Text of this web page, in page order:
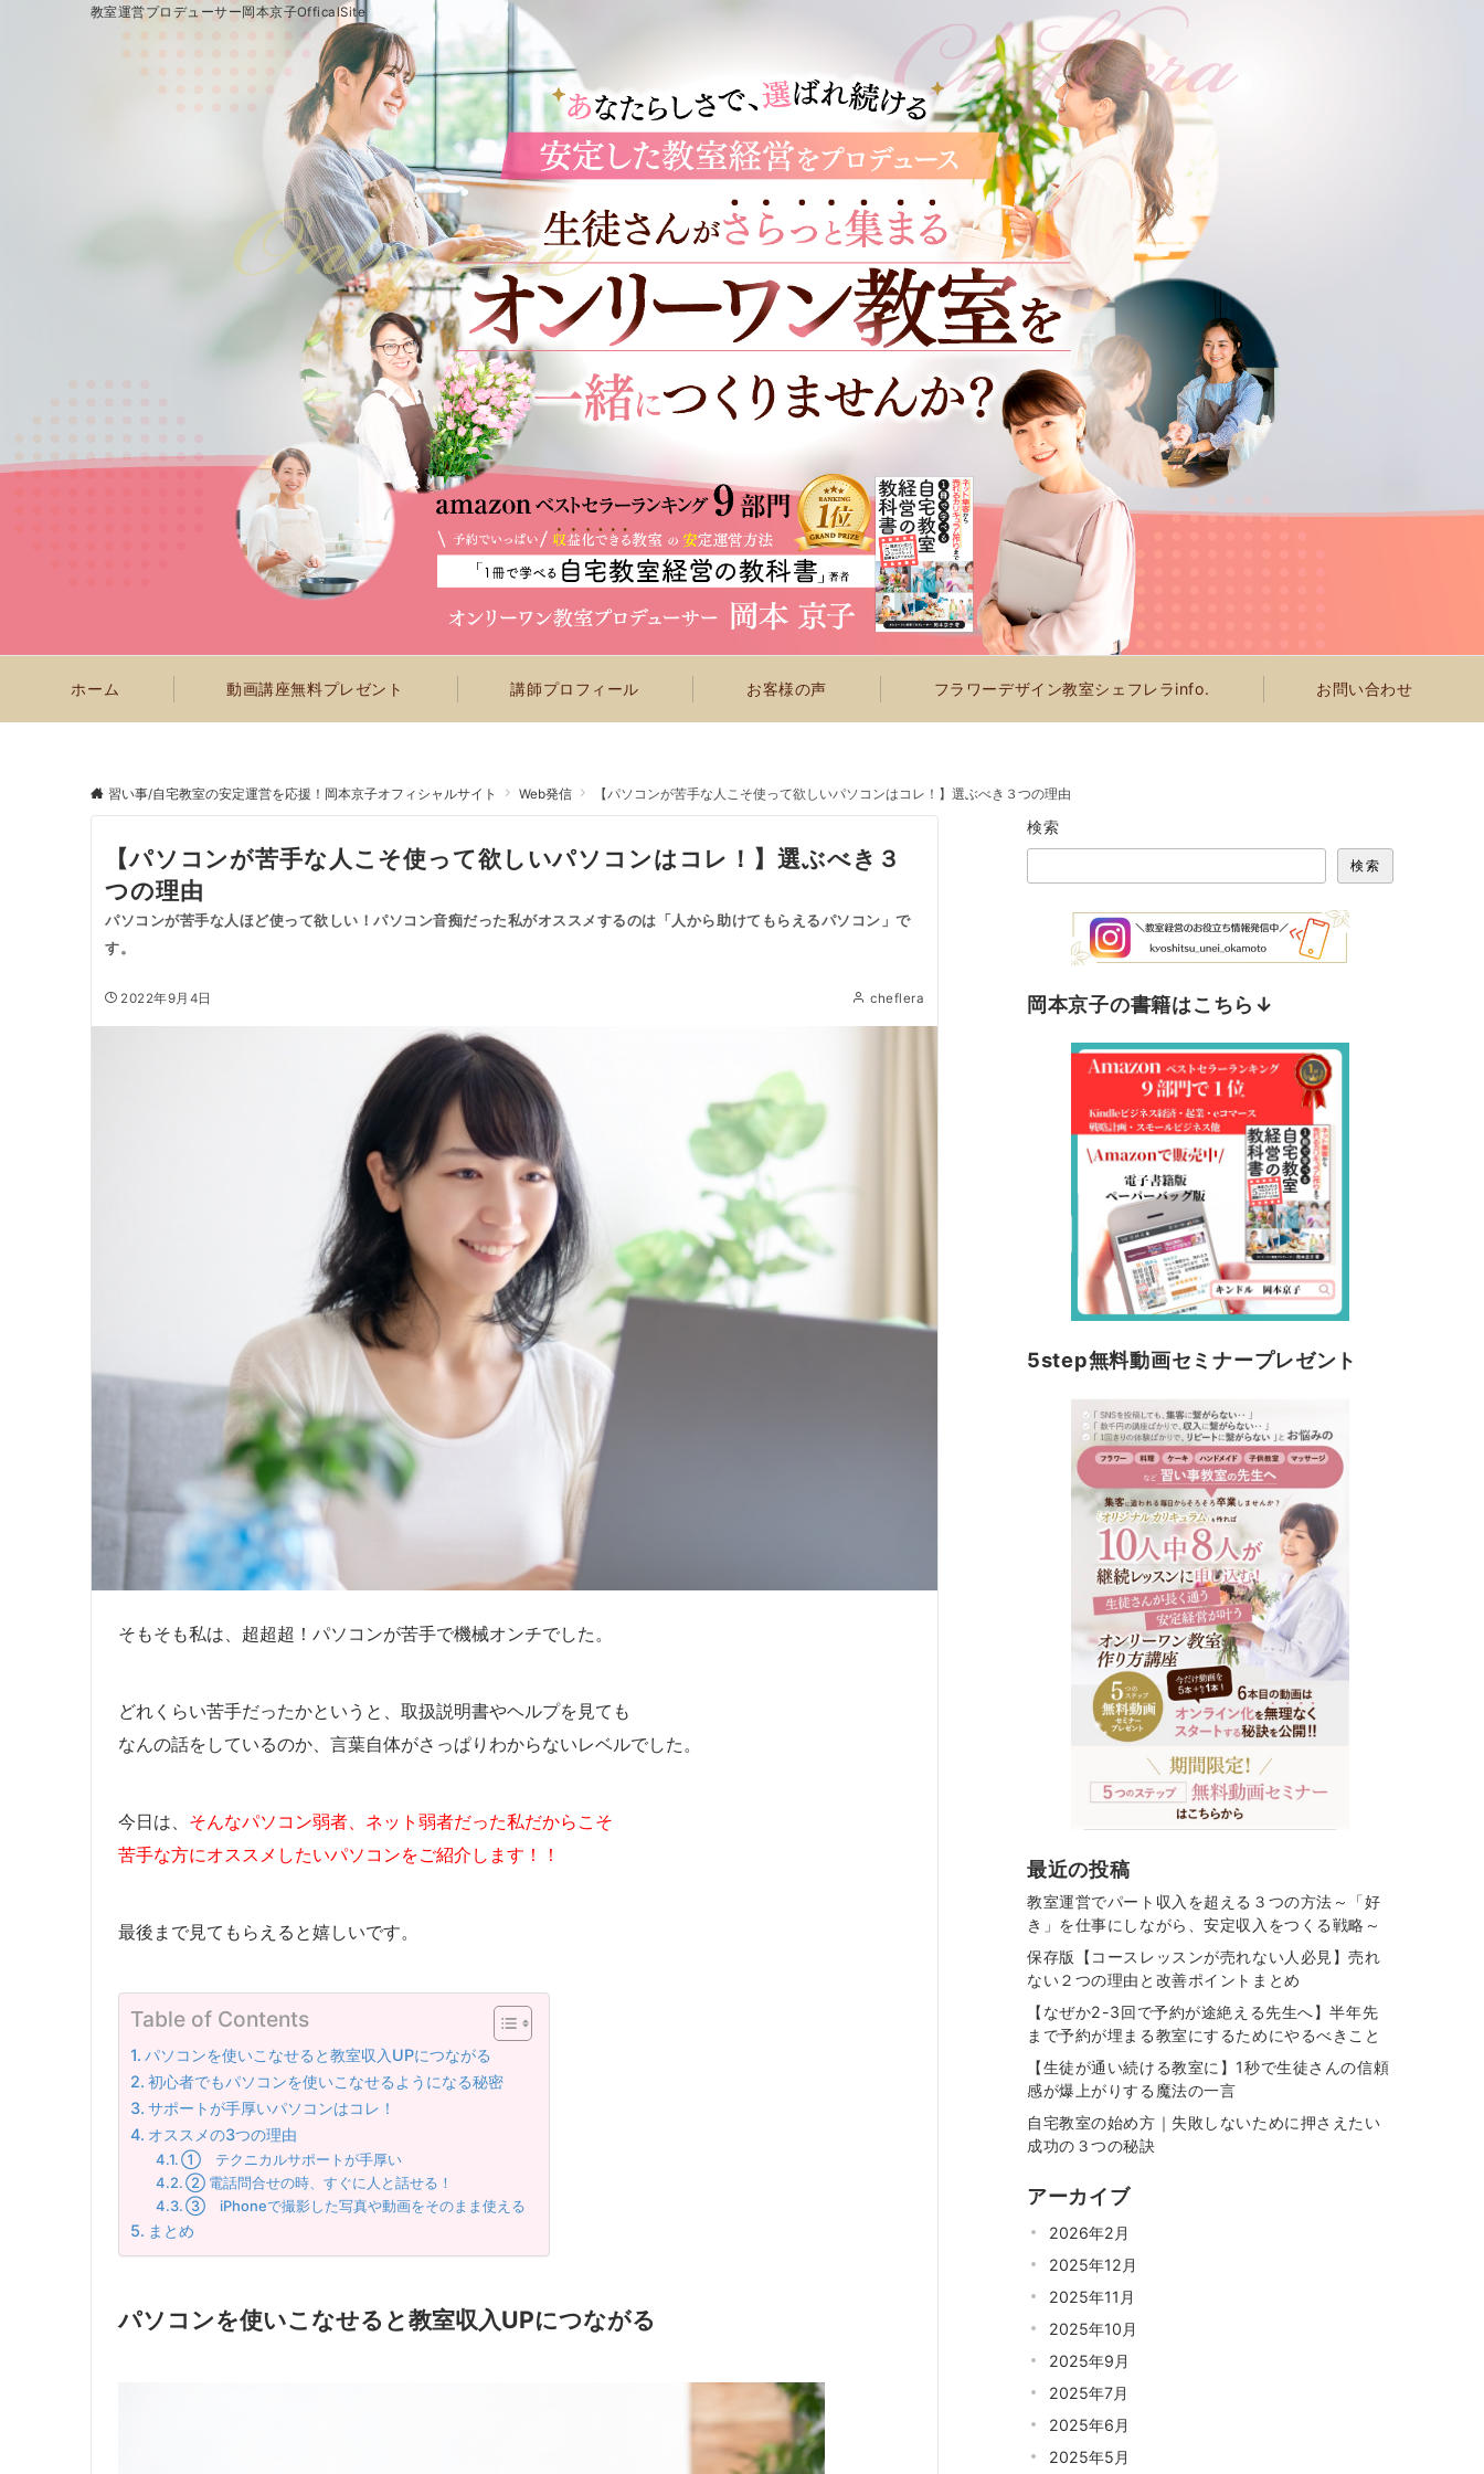
教室運営プロデューサー岡本京子OfficalSite
ホーム 動画講座無料プレゼント 講師プロフィール お客様の声 フラワーデザイン教室シェフレラinfo. お問い合わせ
習い事/自宅教室の安定運営を応援！岡本京子オフィシャルサイト Web発信 【パソコンが苦手な人こそ使って欲しいパソコンはコレ！】選ぶべき３つの理由
【パソコンが苦手な人こそ使って欲しいパソコンはコレ！】選ぶべき３
つの理由
パソコンが苦手な人ほど使って欲しい！パソコン音痴だった私がオススメするのは「人から助けてもらえるパソコン」で
す。
2022年9月4日 cheflera
そもそも私は、超超超！パソコンが苦手で機械オンチでした。
どれくらい苦手だったかというと、取扱説明書やヘルプを見ても
なんの話をしているのか、言葉自体がさっぱりわからないレベルでした。
今日は、 そんなパソコン弱者、ネット弱者だった私だからこそ
苦手な方にオススメしたいパソコンをご紹介します！！
最後まで見てもらえると嬉しいです。
Table of Contents
パソコンを使いこなせると教室収入UPにつながる
初心者でもパソコンを使いこなせるようになる秘密
サポートが手厚いパソコンはコレ！
オススメの3つの理由
① テクニカルサポートが手厚い
② 電話問合せの時、すぐに人と話せる！
③ iPhoneで撮影した写真や動画をそのまま使える
まとめ
パソコンを使いこなせると教室収入UPにつながる
検索
検索
岡本京子の書籍はこちら↓
5step無料動画セミナープレゼント
最近の投稿
教室運営でパート収入を超える３つの方法～「好
き」を仕事にしながら、安定収入をつくる戦略～
保存版【コースレッスンが売れない人必見】売れ
ない２つの理由と改善ポイントまとめ
【なぜか2-3回で予約が途絶える先生へ】半年先
まで予約が埋まる教室にするためにやるべきこと
【生徒が通い続ける教室に】1秒で生徒さんの信頼
感が爆上がりする魔法の一言
自宅教室の始め方｜失敗しないために押さえたい
成功の３つの秘訣
アーカイブ
2026年2月
2025年12月
2025年11月
2025年10月
2025年9月
2025年7月
2025年6月
2025年5月